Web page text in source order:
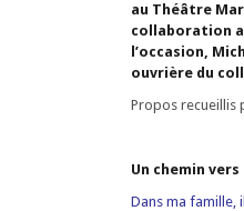
au Théâtre
collaboration
l’occasion,
ouvrière du
Propos recueillis
Un chemin
Dans ma famille,